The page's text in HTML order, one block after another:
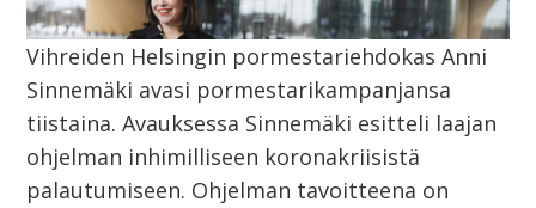
Vihreiden Helsingin pormestariehdokas Anni
Sinnemäki avasi pormestarikampanjansa
tiistaina. Avauksessa Sinnemäki esitteli laajan
ohjelman inhimilliseen koronakriisistä
palautumiseen. Ohjelman tavoitteena on